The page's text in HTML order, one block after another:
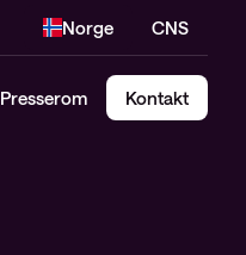
Norge CNS
Presserom Kontakt